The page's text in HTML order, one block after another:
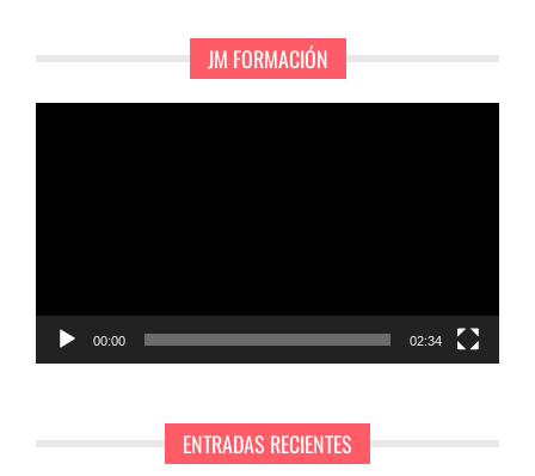
JM FORMACIÓN
00:00 02:34
ENTRADAS RECIENTES